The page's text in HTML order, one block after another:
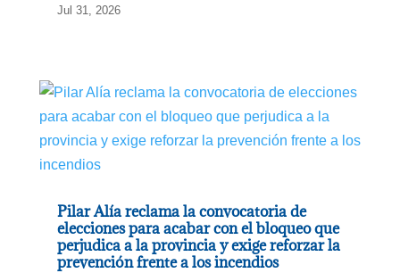
Jul 31, 2026
Pilar Alía reclama la convocatoria de
elecciones para acabar con el bloqueo que
perjudica a la provincia y exige reforzar la
prevención frente a los incendios